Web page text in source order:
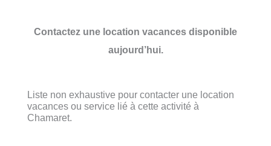
Contactez une location vacances disponible
aujourd’hui.
Liste non exhaustive pour contacter une location
vacances ou service lié à cette activité à
Chamaret.